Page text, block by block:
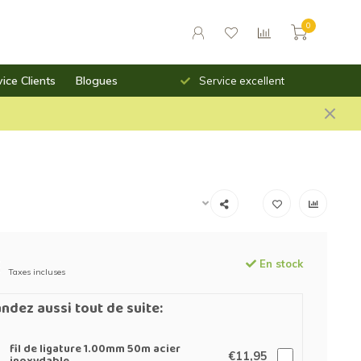
0
Clients Blogues
rapide Service excellent
Taxes incluses
En stock
aussi tout de suite:
fil de ligature 1.00mm 50m acier €11,95